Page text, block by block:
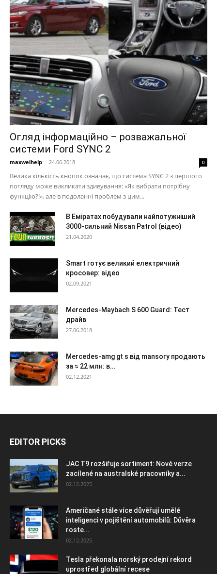
Огляд інформаційно – розважальної
системи Ford SYNC 2
maxwelhelp - 24.06.2018 0
Велика кількість кнопок означає, що система SYNC 2 з першого
погляду може викликати здивування: «Як вибрати потрібну
функцію?!», але в подоланні проблем з цим...
В Еміратах побудували найпотужніший
3000-сильний Nissan Patrol (відео)
21.04.2020
Smart готує великий електричний
кросовер: відео
02.09.2021
Mercedes-Maybach S 600 Guard: Тест
драйв
27.06.2018
Mercedes-amg gt s від mansory продають
за ≈ 22 млн: в...
02.12.2021
EDITOR PICKS
JAC T9 rozšiřuje sortiment: Nové verze
zacílené na australské pracovníky a...
02.12.2025
Američané stále více důvěřují umělé
inteligenci v pojištění automobilů: Důvěra
roste...
02.12.2025
Tesla překonala norský prodejní rekord
uprostřed globální recese